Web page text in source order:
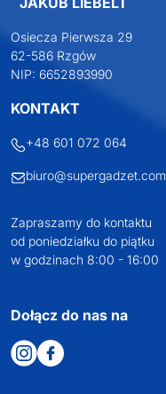
Osiecza Pierwsza 29
62-586 Rzgów
NIP: 6652893990
KONTAKT
+48 601 072 064
biuro@supergadzet.com
Zapraszamy do kontaktu
od poniedziałku do piątku
w godzinach 8:00 - 16:00
Dołącz do nas na